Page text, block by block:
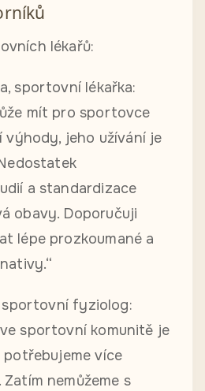
lékařů:
sportovní lékařka:
mít pro sportovce
jeho užívání je
a standardizace
obavy. Doporučuji
lépe prozkoumané a
sportovní fyziolog:
sportovní komunitě je
více
nemůžeme s